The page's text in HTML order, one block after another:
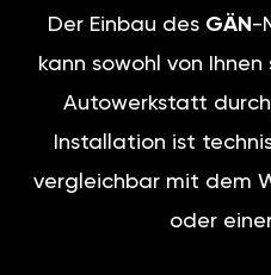
Der Einbau des GÄN -
kann sowohl von
Autowerkstatt
Installation ist
vergleichbar mit dem
oder